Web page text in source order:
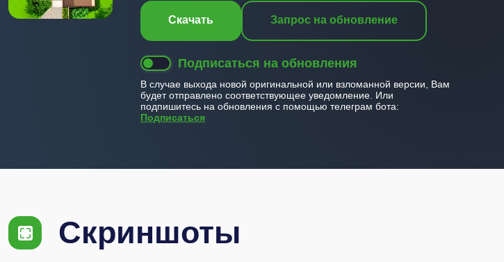
Скачать Запрос на обновление
Подписаться на обновления
В случае выхода новой оригинальной или взломанной версии, Вам
будет отправлено соответствующее уведомление. Или
подпишитесь на обновления с помощью телеграм бота:
Подписаться
Скриншоты